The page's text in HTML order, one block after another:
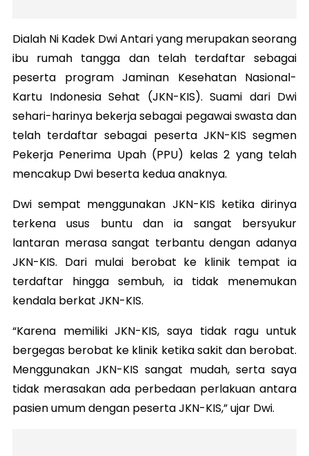
Dialah Ni Kadek Dwi Antari yang merupakan seorang
ibu rumah tangga dan telah terdaftar sebagai
peserta program Jaminan Kesehatan Nasional-
Kartu Indonesia Sehat (JKN-KIS). Suami dari Dwi
sehari-harinya bekerja sebagai pegawai swasta dan
telah terdaftar sebagai peserta JKN-KIS segmen
Pekerja Penerima Upah (PPU) kelas 2 yang telah
mencakup Dwi beserta kedua anaknya.
Dwi sempat menggunakan JKN-KIS ketika dirinya
terkena usus buntu dan ia sangat bersyukur
lantaran merasa sangat terbantu dengan adanya
JKN-KIS. Dari mulai berobat ke klinik tempat ia
terdaftar hingga sembuh, ia tidak menemukan
kendala berkat JKN-KIS.
“Karena memiliki JKN-KIS, saya tidak ragu untuk
bergegas berobat ke klinik ketika sakit dan berobat.
Menggunakan JKN-KIS sangat mudah, serta saya
tidak merasakan ada perbedaan perlakuan antara
pasien umum dengan peserta JKN-KIS,” ujar Dwi.